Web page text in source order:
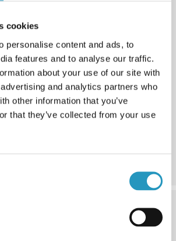
cookies
personalise content and ads, to
features and to analyse our traffic.
about your use of our site with
and analytics partners who
other information that you’ve
that they’ve collected from your use
3. Системам звеньев
22, 26, 29, 30 мм или Max в
машины и типа местности.
звеньев подходит для более
Более крупные машины или те,
на влажной почве, требуют более
систему. Система Max